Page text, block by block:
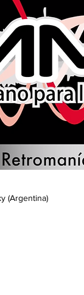
(Argentina)